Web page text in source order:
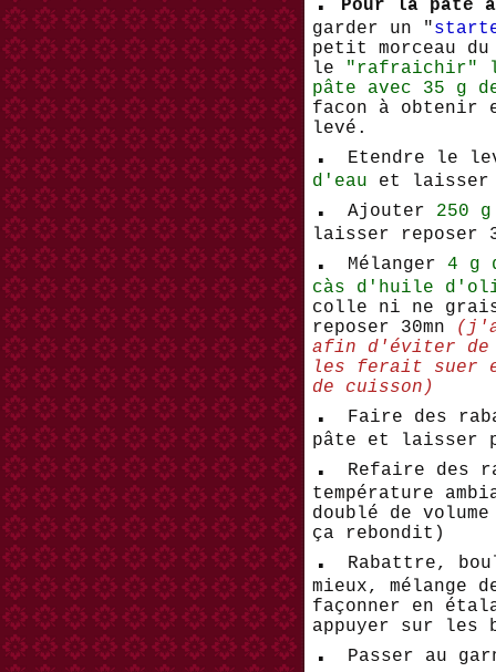
Pour la pâte
garder un "
petit morceau
le
"rafraichir"
pâte avec 35 g
facon à obtenir
levé.
.
Etendre le
d'eau et laisser
. Ajouter 250
laisser reposer
. Mélanger 4 g
càs d'huile
colle ni ne
reposer 30mn
afin d'éviter de
les ferait suer
de cuisson)
.
Faire des
pâte et laisser
.
Refaire des
température
doublé de
ça rebondit)
.
Rabattre,
mieux, mélange
façonner en
appuyer sur les
. Passer au